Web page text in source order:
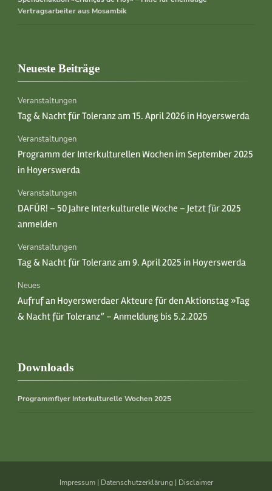
Vertragsarbeiter aus Mosambik
Neueste Beiträge
Veranstaltungen
Tag & Nacht für Toleranz am 15. April 2026 in Hoyerswerda
Veranstaltungen
Programm der Interkulturellen Wochen im September 2025
in Hoyerswerda
Veranstaltungen
DAFÜR! – 50 Jahre Interkulturelle Woche – Jetzt für 2025
anmelden
Veranstaltungen
Tag & Nacht für Toleranz am 9. April 2025 in Hoyerswerda
Neues
Aufruf an Hoyerswerdaer Akteure für den Aktionstag »Tag
& Nacht für Toleranz” – Anmeldung bis 5.2.2025
Downloads
Programmflyer Interkulturelle Wochen 2025
Impressum| Datenschutzerklärung | Disclaimer